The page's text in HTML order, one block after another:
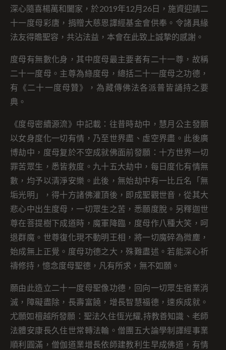
深心隨喜楊萬和闔家，於2019年12月26日，施資迎請二
十一度母彩唐，捐贈大慈恩譯經基金會供奉。令諸具緣
法友得贍聖容，共沾法益，本會在此致上誠摯的感謝。
度母有無數化身，其中度母最主要者有二十一尊，故稱
二十一度母。主尊為綠度母，總括二十一度母之功德，
有《二十一度母贊》，為藏傳佛法各派普皆誦持之要
典。
《度母密續源流》中記載：往昔時劫中，慧月公主發願
以女身度化一切有情，乃至世界盡、虛空界盡。此後廣
博劫中，度母复於不空成就佛面前發願：十方世界一切
罪苦眾生，悉皆救度。九十五大劫中，每日度化有情無
數，均予以清淨安樂。此後，無始劫中有一比丘名「無
垢光明」，得十方諸佛灌頂後，即成聖觀世音，從其大
悲心中出生度母，一切眾生之苦，悉願度脫。另釋迦世
尊在菩提樹下成道時，魔軍降臨，度母作八種大笑，呵
退群魔。世尊復化現不動明王相，將一切魔碎為微塵，
始成無上正覺。度母功德之大，殊難盡述。若能深心祈
禱修持，憶念度母聖德，凡有所求，無不如願。
願由此造立二十一度母聖像功德，回向一切眾生宿業消
滅，障礙盡除，長壽富饒，增長智慧福德，速疾成就。
尤願如檀越所發願：聖法久住恆光耀,持教善知識、老師
法體安康長久住世常轉法輪。僧團五大論學制譯經事業
順利圓滿，僧伽道業增長依師建教利生早成佛道，有情